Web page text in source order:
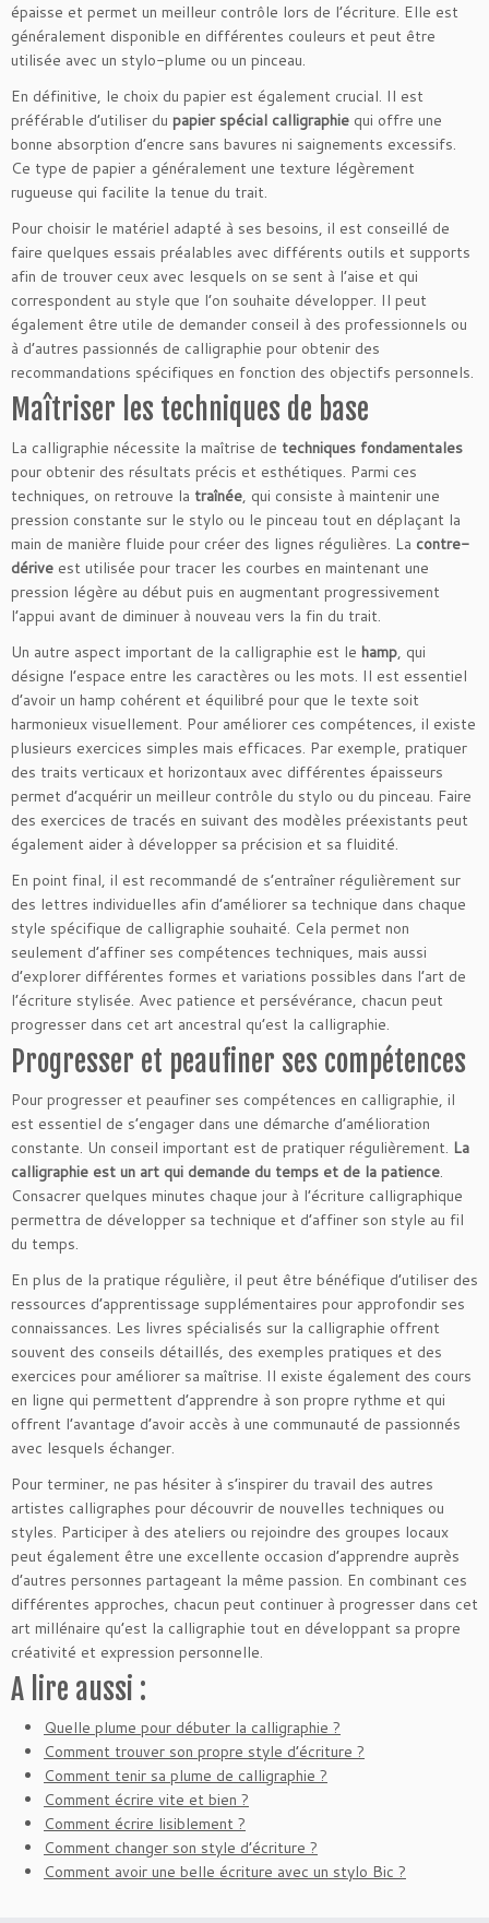
épaisse et permet un meilleur contrôle lors de l’écriture. Elle est
généralement disponible en différentes couleurs et peut être
utilisée avec un stylo-plume ou un pinceau.
En définitive, le choix du papier est également crucial. Il est
préférable d’utiliser du papier spécial calligraphie qui offre une
bonne absorption d’encre sans bavures ni saignements excessifs.
Ce type de papier a généralement une texture légèrement
rugueuse qui facilite la tenue du trait.
Pour choisir le matériel adapté à ses besoins, il est conseillé de
faire quelques essais préalables avec différents outils et supports
afin de trouver ceux avec lesquels on se sent à l’aise et qui
correspondent au style que l’on souhaite développer. Il peut
également être utile de demander conseil à des professionnels ou
à d’autres passionnés de calligraphie pour obtenir des
recommandations spécifiques en fonction des objectifs personnels.
Maîtriser les techniques de base
La calligraphie nécessite la maîtrise de techniques fondamentales
pour obtenir des résultats précis et esthétiques. Parmi ces
techniques, on retrouve la traînée, qui consiste à maintenir une
pression constante sur le stylo ou le pinceau tout en déplaçant la
main de manière fluide pour créer des lignes régulières. La contre-
dérive est utilisée pour tracer les courbes en maintenant une
pression légère au début puis en augmentant progressivement
l’appui avant de diminuer à nouveau vers la fin du trait.
Un autre aspect important de la calligraphie est le hamp, qui
désigne l’espace entre les caractères ou les mots. Il est essentiel
d’avoir un hamp cohérent et équilibré pour que le texte soit
harmonieux visuellement. Pour améliorer ces compétences, il existe
plusieurs exercices simples mais efficaces. Par exemple, pratiquer
des traits verticaux et horizontaux avec différentes épaisseurs
permet d’acquérir un meilleur contrôle du stylo ou du pinceau. Faire
des exercices de tracés en suivant des modèles préexistants peut
également aider à développer sa précision et sa fluidité.
En point final, il est recommandé de s’entraîner régulièrement sur
des lettres individuelles afin d’améliorer sa technique dans chaque
style spécifique de calligraphie souhaité. Cela permet non
seulement d’affiner ses compétences techniques, mais aussi
d’explorer différentes formes et variations possibles dans l’art de
l’écriture stylisée. Avec patience et persévérance, chacun peut
progresser dans cet art ancestral qu’est la calligraphie.
Progresser et peaufiner ses compétences
Pour progresser et peaufiner ses compétences en calligraphie, il
est essentiel de s’engager dans une démarche d’amélioration
constante. Un conseil important est de pratiquer régulièrement. La
calligraphie est un art qui demande du temps et de la patience.
Consacrer quelques minutes chaque jour à l’écriture calligraphique
permettra de développer sa technique et d’affiner son style au fil
du temps.
En plus de la pratique régulière, il peut être bénéfique d’utiliser des
ressources d’apprentissage supplémentaires pour approfondir ses
connaissances. Les livres spécialisés sur la calligraphie offrent
souvent des conseils détaillés, des exemples pratiques et des
exercices pour améliorer sa maîtrise. Il existe également des cours
en ligne qui permettent d’apprendre à son propre rythme et qui
offrent l’avantage d’avoir accès à une communauté de passionnés
avec lesquels échanger.
Pour terminer, ne pas hésiter à s’inspirer du travail des autres
artistes calligraphes pour découvrir de nouvelles techniques ou
styles. Participer à des ateliers ou rejoindre des groupes locaux
peut également être une excellente occasion d’apprendre auprès
d’autres personnes partageant la même passion. En combinant ces
différentes approches, chacun peut continuer à progresser dans cet
art millénaire qu’est la calligraphie tout en développant sa propre
créativité et expression personnelle.
A lire aussi :
Quelle plume pour débuter la calligraphie ?
Comment trouver son propre style d’écriture ?
Comment tenir sa plume de calligraphie ?
Comment écrire vite et bien ?
Comment écrire lisiblement ?
Comment changer son style d’écriture ?
Comment avoir une belle écriture avec un stylo Bic ?